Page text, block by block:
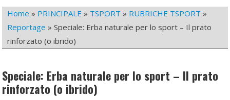
Home » PRINCIPALE » TSPORT » RUBRICHE TSPORT »
Reportage »Speciale: Erba naturale per lo sport – Il prato
rinforzato (o ibrido)
Speciale: Erba naturale per lo sport – Il prato
rinforzato (o ibrido)